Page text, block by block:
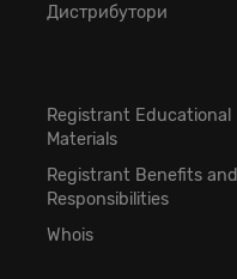
Дистрибутори
Registrant Educational
Materials
Registrant Benefits and
Responsibilities
Whois